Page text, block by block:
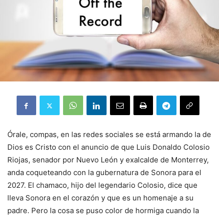
Órale, compas, en las redes sociales se está armando la de
Dios es Cristo con el anuncio de que Luis Donaldo Colosio
Riojas, senador por Nuevo León y exalcalde de Monterrey,
anda coqueteando con la gubernatura de Sonora para el
2027. El chamaco, hijo del legendario Colosio, dice que
lleva Sonora en el corazón y que es un homenaje a su
padre. Pero la cosa se puso color de hormiga cuando la